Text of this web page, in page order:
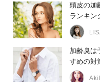
頭皮の加
ランキン
加齢臭は
すめの対